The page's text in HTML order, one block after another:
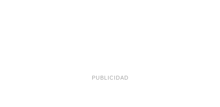
PUBLICIDAD